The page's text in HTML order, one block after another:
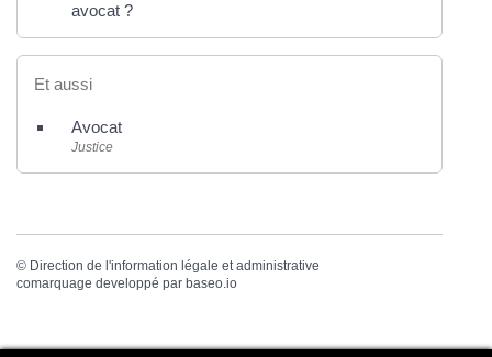
avocat ?
Et aussi
Avocat
Justice
© Direction de l'information légale et administrative
comarquage developpé par baseo.io